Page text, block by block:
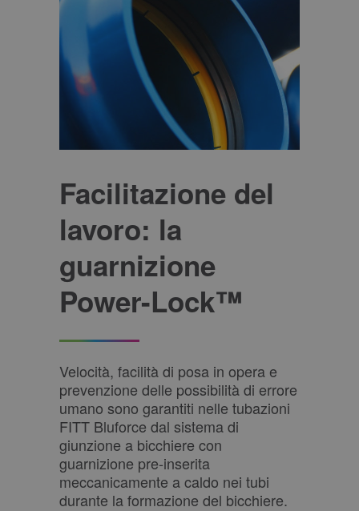
Facilitazione del
lavoro: la
guarnizione
Power-Lock™
Velocità, facilità di posa in opera e
prevenzione delle possibilità di errore
umano sono garantiti nelle tubazioni
FITT Bluforce dal sistema di
giunzione a bicchiere con
guarnizione pre-inserita
meccanicamente a caldo nei tubi
durante la formazione del bicchiere.